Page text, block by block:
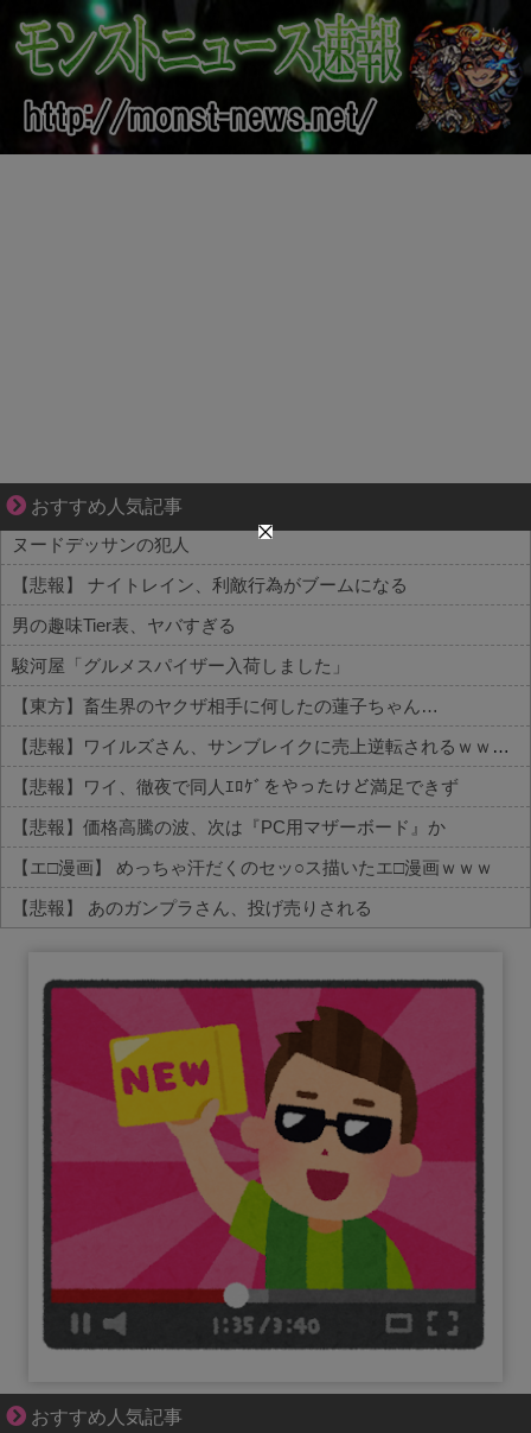
おすすめ人気記事
共感必至の“日常修羅場”短編集！
ヌードデッサンの犯人
【悲報】 ナイトレイン、利敵行為がブームになる
男の趣味Tier表、ヤバすぎる
駿河屋「グルメスパイザー入荷しました」
【東方】畜生界のヤクザ相手に何したの蓮子ちゃん…
【悲報】ワイルズさん、サンブレイクに売上逆転されるｗｗｗｗｗ
【悲報】ワイ、徹夜で同人ｴﾛｹﾞをやったけど満足できず
【悲報】価格高騰の波、次は『PC用マザーボード』か
【エ□漫画】 めっちゃ汗だくのセッ○ス描いたエ□漫画ｗｗｗ
【悲報】 あのガンプラさん、投げ売りされる
おすすめ人気記事
ゾッとして、ほろりとする奇妙な物語。